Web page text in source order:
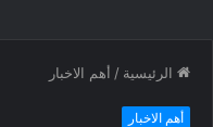
الرئيسية / أهم الاخبار
أهم الاخبار